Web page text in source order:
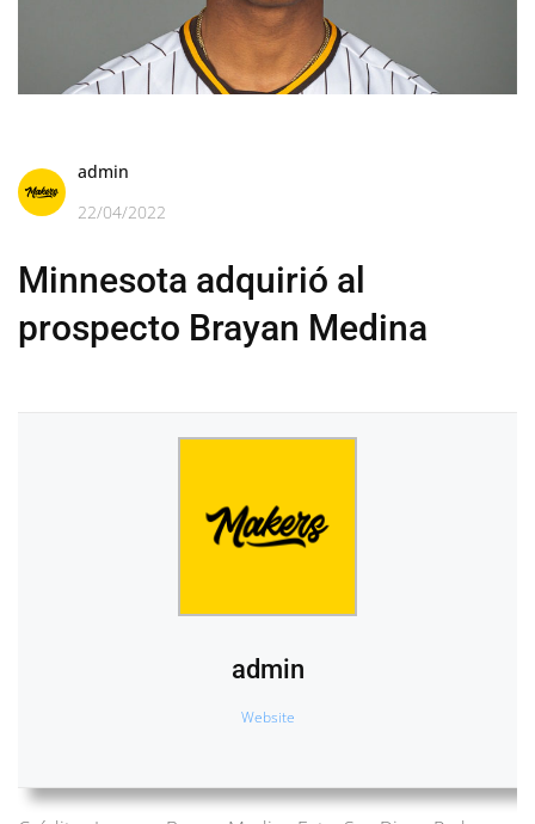
admin
22/04/2022
Minnesota adquirió al
prospecto Brayan Medina
admin
Website